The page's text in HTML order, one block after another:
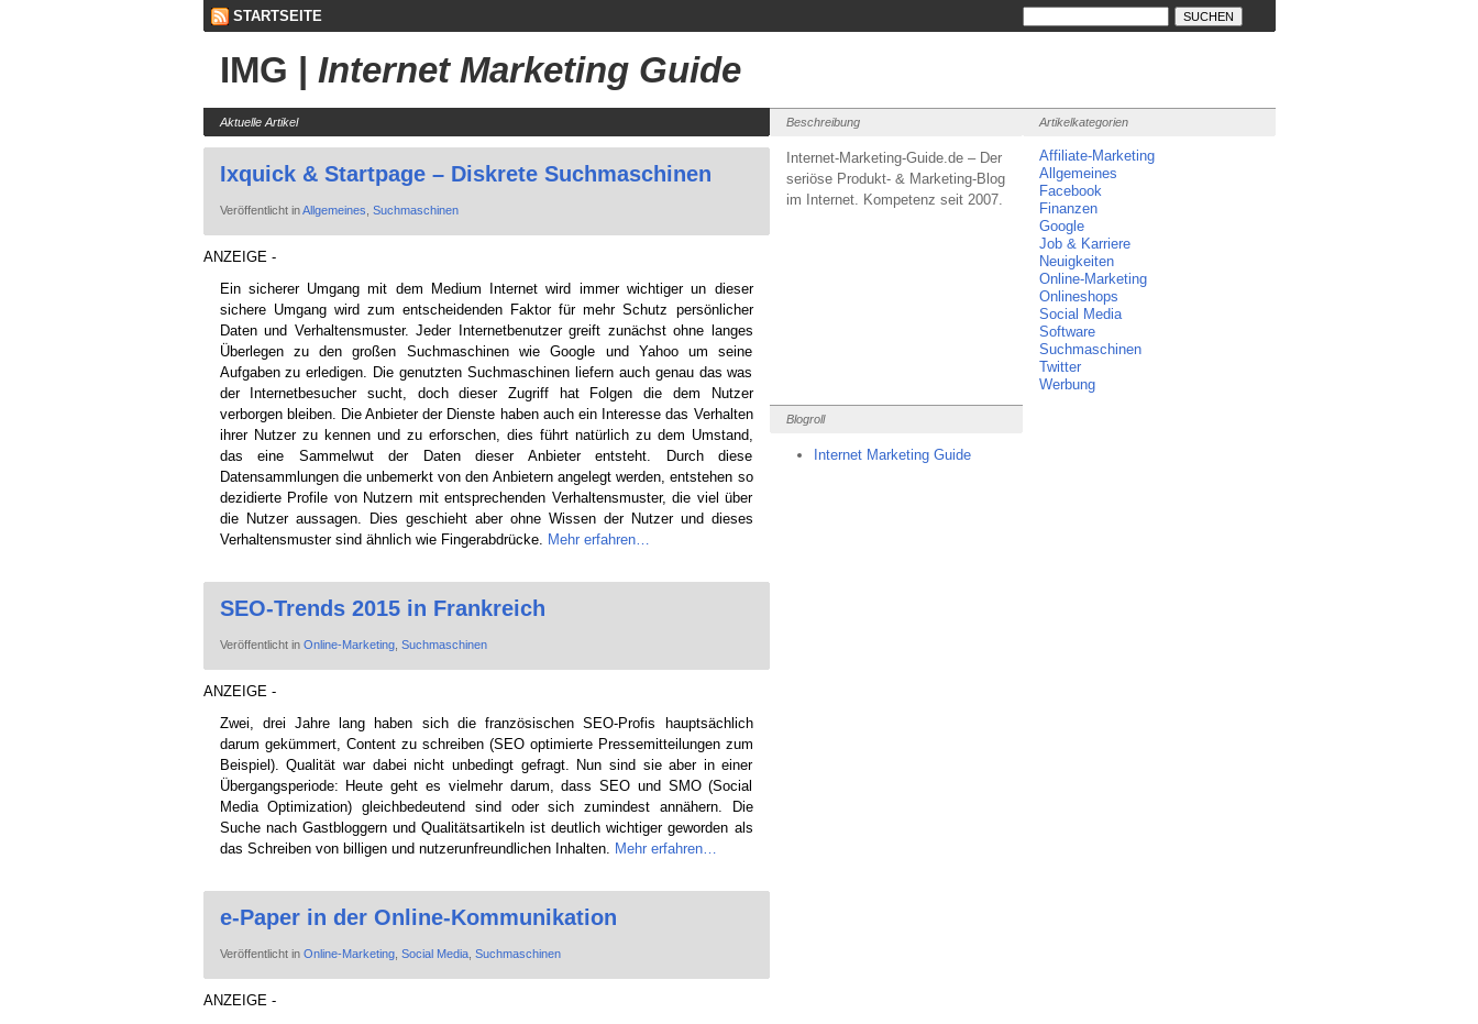
STARTSEITE
IMG | Internet Marketing Guide
Aktuelle Artikel
Ixquick & Startpage – Diskrete Suchmaschinen
Veröffentlicht inAllgemeines Suchmaschinen
ANZEIGE -
Ein sicherer Umgang mit dem Medium Internet wird immer wichtiger un dieser
sichere Umgang wird zum entscheidenden Faktor für mehr Schutz persönlicher
Daten und Verhaltensmuster. Jeder Internetbenutzer greift zunächst ohne langes
Überlegen zu den großen Suchmaschinen wie Google und Yahoo um seine
Aufgaben zu erledigen. Die genutzten Suchmaschinen liefern auch genau das was
der Internetbesucher sucht, doch dieser Zugriff hat Folgen die dem Nutzer
verborgen bleiben. Die Anbieter der Dienste haben auch ein Interesse das Verhalten
ihrer Nutzer zu kennen und zu erforschen, dies führt natürlich zu dem Umstand,
das eine Sammelwut der Daten dieser Anbieter entsteht. Durch diese
Datensammlungen die unbemerkt von den Anbietern angelegt werden, entstehen so
dezidierte Profile von Nutzern mit entsprechenden Verhaltensmuster, die viel über
die Nutzer aussagen. Dies geschieht aber ohne Wissen der Nutzer und dieses
Verhaltensmuster sind ähnlich wie Fingerabdrücke. Mehr erfahren…
SEO-Trends 2015 in Frankreich
Veröffentlicht in Online-Marketing, Suchmaschinen
ANZEIGE -
Zwei, drei Jahre lang haben sich die französischen SEO-Profis hauptsächlich
darum gekümmert, Content zu schreiben (SEO optimierte Pressemitteilungen zum
Beispiel). Qualität war dabei nicht unbedingt gefragt. Nun sind sie aber in einer
Übergangsperiode: Heute geht es vielmehr darum, dass SEO und SMO (Social
Media Optimization) gleichbedeutend sind oder sich zumindest annähern. Die
Suche nach Gastbloggern und Qualitätsartikeln ist deutlich wichtiger geworden als
das Schreiben von billigen und nutzerunfreundlichen Inhalten. Mehr erfahren…
e-Paper in der Online-Kommunikation
Veröffentlicht in Online-Marketing, Social Media, Suchmaschinen
ANZEIGE -
Beschreibung
Internet-Marketing-Guide.de – Der
seriöse Produkt- & Marketing-Blog
im Internet. Kompetenz seit 2007.
Artikelkategorien
Affiliate-Marketing
Allgemeines
Facebook
Finanzen
Google
Job & Karriere
Neuigkeiten
Online-Marketing
Onlineshops
Social Media
Software
Suchmaschinen
Twitter
Werbung
Blogroll
Internet Marketing Guide